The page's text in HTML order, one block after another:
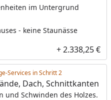
Pads und
im Untergrund
- keine Staunässe
+ 2.338,25 €
Services in Schritt
Dach, Schnittkanten
und Schwinden des Holzes.